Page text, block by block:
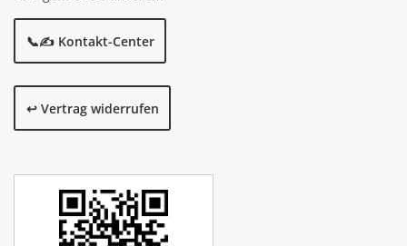
📞✍️ Kontakt-Center
↩️ Vertrag widerrufen